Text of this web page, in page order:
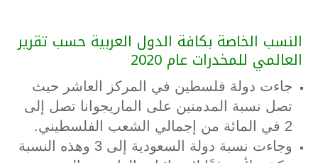
النسب الخاصة بكافة الدول العربية حسب تقرير
العالمي للمخدرات عام 2020
جاءت دولة فلسطين في المركز العاشر حيث
تصل نسبة المدمنين على الماريجوانا تصل إلى
2 في المائة من إجمالي الشعب الفلسطيني.
وجاءت نسبة دولة السعودية إلى 3 وهذه النسبة